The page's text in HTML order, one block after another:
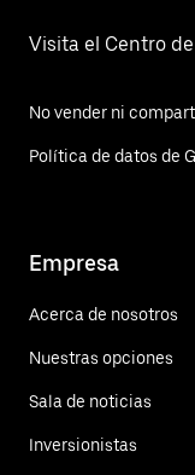
Visita el Centro
No vender ni
Política de datos de
Empresa
Acerca de nosotros
Nuestras opciones
Sala de noticias
Inversionistas